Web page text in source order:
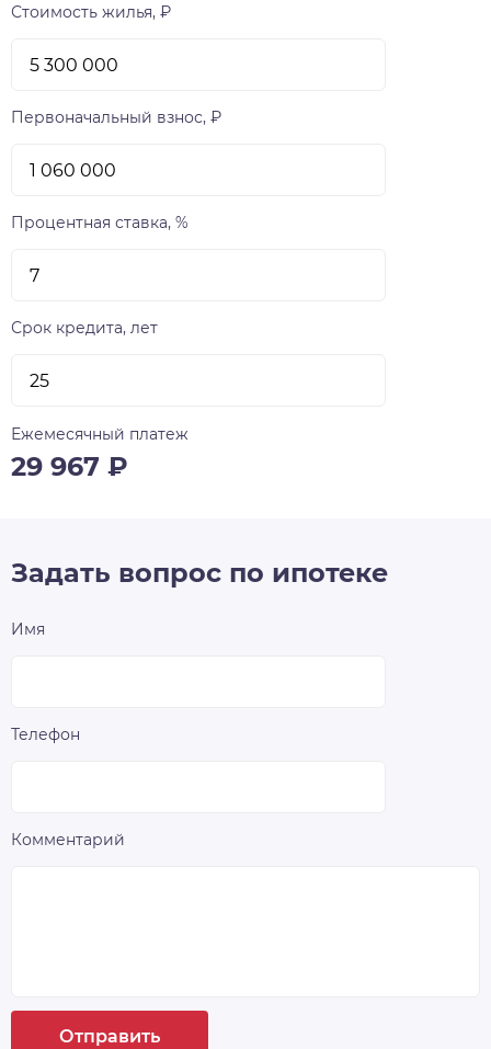
Стоимость жилья, ₽
Первоначальный взнос, ₽
Процентная ставка, %
Срок кредита, лет
Ежемесячный платеж
29 967 ₽
Задать вопрос по ипотеке
Имя
Телефон
Комментарий
Отправить